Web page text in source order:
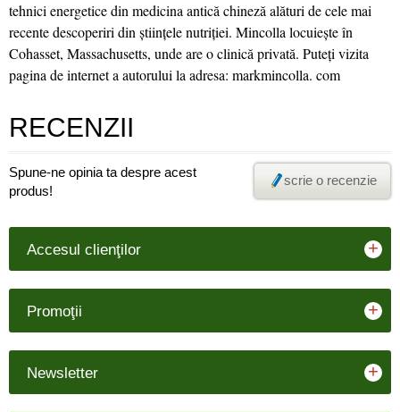
tehnici energetice din medicina antică chineză alături de cele mai
recente descoperiri din ştiinţele nutriţiei. Mincolla locuieşte în
Cohasset, Massachusetts, unde are o clinică privată. Puteţi vizita
pagina de internet a autorului la adresa: markmincolla. com
RECENZII
Spune-ne opinia ta despre acest
produs!
scrie o recenzie
Accesul clienţilor +
Promoţii +
Newsletter +